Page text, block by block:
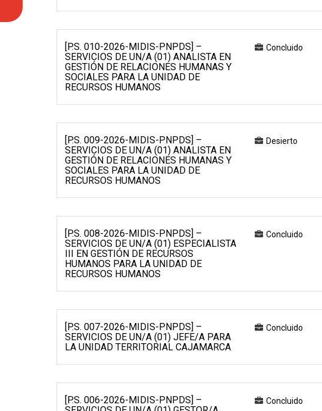
[P.S. 010-2026-MIDIS-PNPDS] –
SERVICIOS DE UN/A (01) ANALISTA EN
GESTIÓN DE RELACIONES HUMANAS Y
SOCIALES PARA LA UNIDAD DE
RECURSOS HUMANOS
Concluido
[P.S. 009-2026-MIDIS-PNPDS] –
SERVICIOS DE UN/A (01) ANALISTA EN
GESTIÓN DE RELACIONES HUMANAS Y
SOCIALES PARA LA UNIDAD DE
RECURSOS HUMANOS
Desierto
[P.S. 008-2026-MIDIS-PNPDS] –
SERVICIOS DE UN/A (01) ESPECIALISTA
III EN GESTIÓN DE RECURSOS
HUMANOS PARA LA UNIDAD DE
RECURSOS HUMANOS
Concluido
[P.S. 007-2026-MIDIS-PNPDS] –
SERVICIOS DE UN/A (01) JEFE/A PARA
LA UNIDAD TERRITORIAL CAJAMARCA
Concluido
[P.S. 006-2026-MIDIS-PNPDS] –
Concluido